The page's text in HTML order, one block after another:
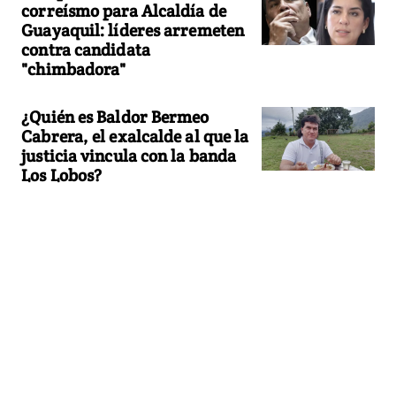
correísmo para Alcaldía de
Guayaquil: líderes arremeten
contra candidata
"chimbadora"
¿Quién es Baldor Bermeo
Cabrera, el exalcalde al que la
justicia vincula con la banda
Los Lobos?